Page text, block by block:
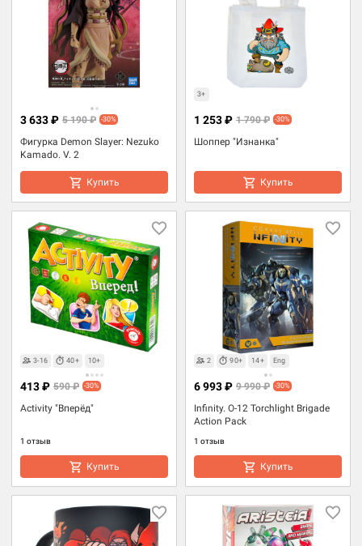
Фигурка Demon Slayer: Nezuko
Kamado. V. 2
3 633 ₽ 5 190 ₽ -30%
Купить
3+
Шоппер "Изнанка"
1 253 ₽ 1 790 ₽ -30%
Купить
3-16 40+ 10+
Activity "Вперёд"
1 отзыв
413 ₽ 590 ₽ -30%
Купить
2 90+ 14+ Eng
Infinity. O-12 Torchlight Brigade
Action Pack
1 отзыв
6 993 ₽ 9 990 ₽ -30%
Купить